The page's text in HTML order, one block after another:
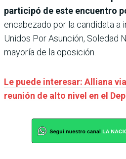
participó de este encuentro
encabezado por la candidata a
Unidos Por Asunción, Soledad
mayoría de la oposición.
Le puede interesar: Alliana
reunión de alto nivel en el